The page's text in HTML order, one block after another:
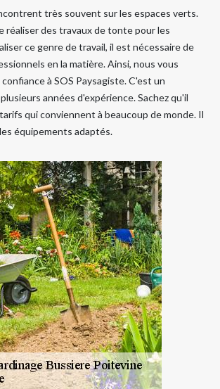
très souvent sur les espaces verts.
réaliser des travaux de tonte pour les
ce genre de travail, il est nécessaire de
en la matière. Ainsi, nous vous
à SOS Paysagiste. C'est un
années d'expérience. Sachez qu'il
qui conviennent à beaucoup de monde. Il
équipements adaptés.